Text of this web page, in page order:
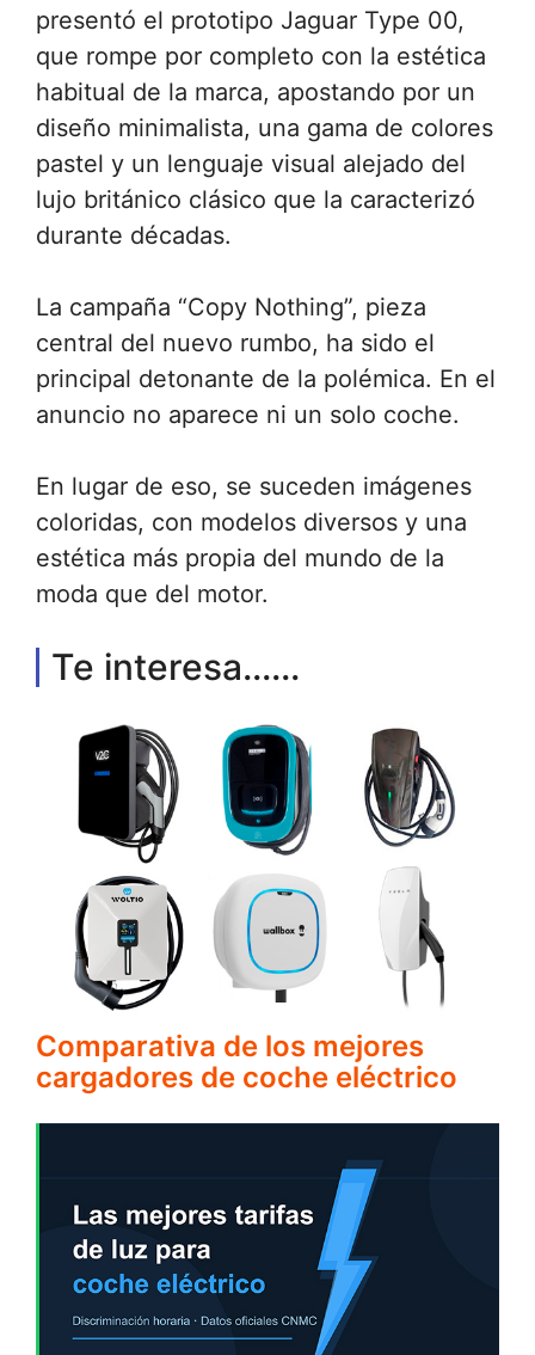
presentó el prototipo Jaguar Type 00,
que rompe por completo con la estética
habitual de la marca, apostando por un
diseño minimalista, una gama de colores
pastel y un lenguaje visual alejado del
lujo británico clásico que la caracterizó
durante décadas.
La campaña “Copy Nothing”, pieza
central del nuevo rumbo, ha sido el
principal detonante de la polémica. En el
anuncio no aparece ni un solo coche.
En lugar de eso, se suceden imágenes
coloridas, con modelos diversos y una
estética más propia del mundo de la
moda que del motor.
Te interesa......
Comparativa de los mejores
cargadores de coche eléctrico